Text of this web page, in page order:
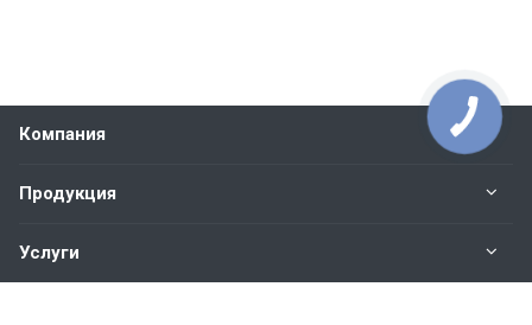
Компания
Продукция
Услуги